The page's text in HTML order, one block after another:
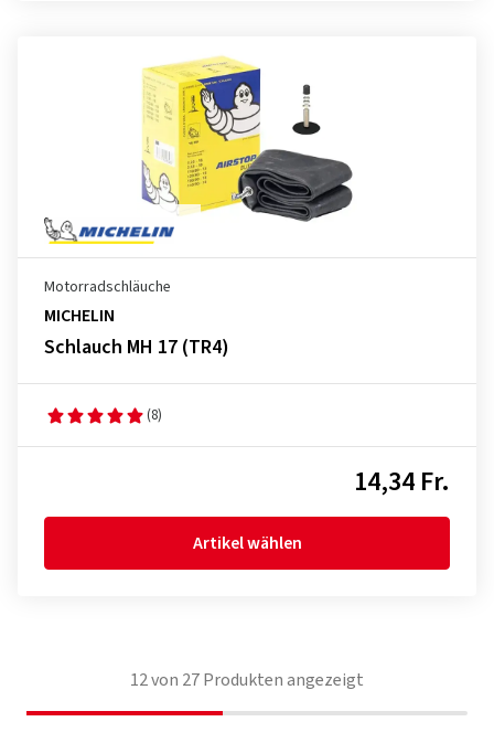
Motorradschläuche
MICHELIN
Schlauch MH 17 (TR4)
(8)
14,34 Fr.
Artikel wählen
12von 27Produkten angezeigt